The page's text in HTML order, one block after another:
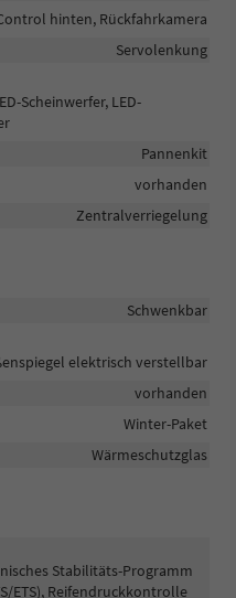
hinten, Rückfahrkamera
Servolenkung
Scheinwerfer, LED-
Pannenkit
vorhanden
Zentralverriegelung
Schwenkbar
elektrisch verstellbar
vorhanden
Winter-Paket
Wärmeschutzglas
Stabilitäts-Programm
ETS), Reifendruckkontrolle